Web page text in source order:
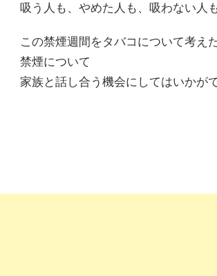
吸う人も、やめた人も、吸わない人も
この禁煙週間をタバコについて考え
禁煙について
家族と話し合う機会にしてはいかが